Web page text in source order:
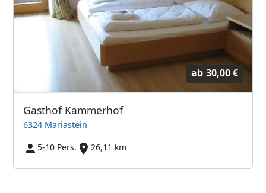
ab 30,00 €
Gasthof Kammerhof
6324 Mariastein
5-10 Pers.
26,11 km